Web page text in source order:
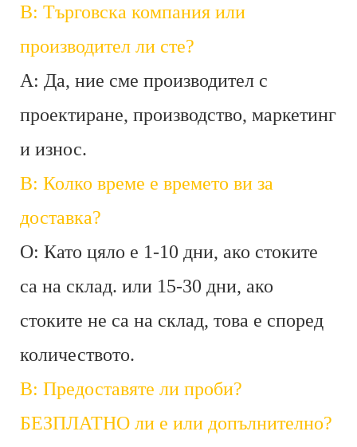
В: Търговска компания или
производител ли сте?
A: Да, ние сме производител с
проектиране, производство, маркетинг
и износ.
В: Колко време е времето ви за
доставка?
О: Като цяло е 1-10 дни, ако стоките
са на склад. или 15-30 дни, ако
стоките не са на склад, това е според
количеството.
В: Предоставяте ли проби?
БЕЗПЛАТНО ли е или допълнително?